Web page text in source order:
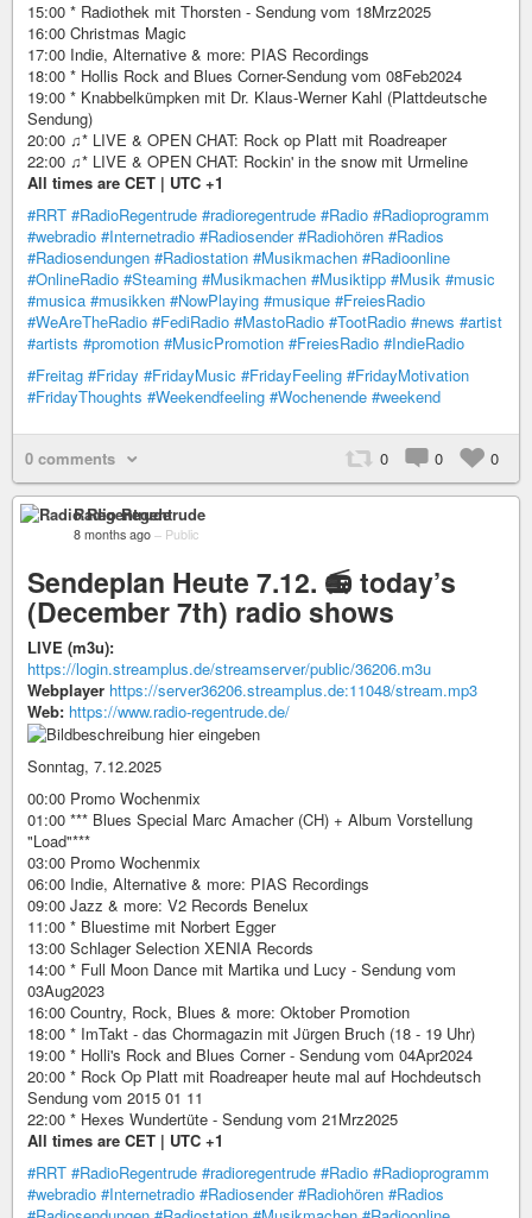
15:00 * Radiothek mit Thorsten - Sendung vom 18Mrz2025
16:00 Christmas Magic
17:00 Indie, Alternative & more: PIAS Recordings
18:00 * Hollis Rock and Blues Corner-Sendung vom 08Feb2024
19:00 * Knabbelkümpken mit Dr. Klaus-Werner Kahl (Plattdeutsche
Sendung)
20:00 ♫* LIVE & OPEN CHAT: Rock op Platt mit Roadreaper
22:00 ♫* LIVE & OPEN CHAT: Rockin' in the snow mit Urmeline
All times are CET | UTC +1
#RRT #RadioRegentrude #radioregentrude #Radio #Radioprogramm
#webradio #Internetradio #Radiosender #Radiohören #Radios
#Radiosendungen #Radiostation #Musikmachen #Radioonline
#OnlineRadio #Steaming #Musikmachen #Musiktipp #Musik #music
#musica #musikken #NowPlaying #musique #FreiesRadio
#WeAreTheRadio #FediRadio #MastoRadio #TootRadio #news #artist
#artists #promotion #MusicPromotion #FreiesRadio #IndieRadio
#Freitag #Friday #FridayMusic #FridayFeeling #FridayMotivation
#FridayThoughts #Weekendfeeling #Wochenende #weekend
0 comments 0 0 0
Radio Regentrude
8 months ago – Public
Sendeplan Heute 7.12. 📻 today’s
(December 7th) radio shows
LIVE (m3u):
https://login.streamplus.de/streamserver/public/36206.m3u
Webplayer https://server36206.streamplus.de:11048/stream.mp3
Web: https://www.radio-regentrude.de/
Sonntag, 7.12.2025
00:00 Promo Wochenmix
01:00 *** Blues Special Marc Amacher (CH) + Album Vorstellung
"Load"***
03:00 Promo Wochenmix
06:00 Indie, Alternative & more: PIAS Recordings
09:00 Jazz & more: V2 Records Benelux
11:00 * Bluestime mit Norbert Egger
13:00 Schlager Selection XENIA Records
14:00 * Full Moon Dance mit Martika und Lucy - Sendung vom
03Aug2023
16:00 Country, Rock, Blues & more: Oktober Promotion
18:00 * ImTakt - das Chormagazin mit Jürgen Bruch (18 - 19 Uhr)
19:00 * Holli's Rock and Blues Corner - Sendung vom 04Apr2024
20:00 * Rock Op Platt mit Roadreaper heute mal auf Hochdeutsch
Sendung vom 2015 01 11
22:00 * Hexes Wundertüte - Sendung vom 21Mrz2025
All times are CET | UTC +1
#RRT #RadioRegentrude #radioregentrude #Radio #Radioprogramm
#webradio #Internetradio #Radiosender #Radiohören #Radios